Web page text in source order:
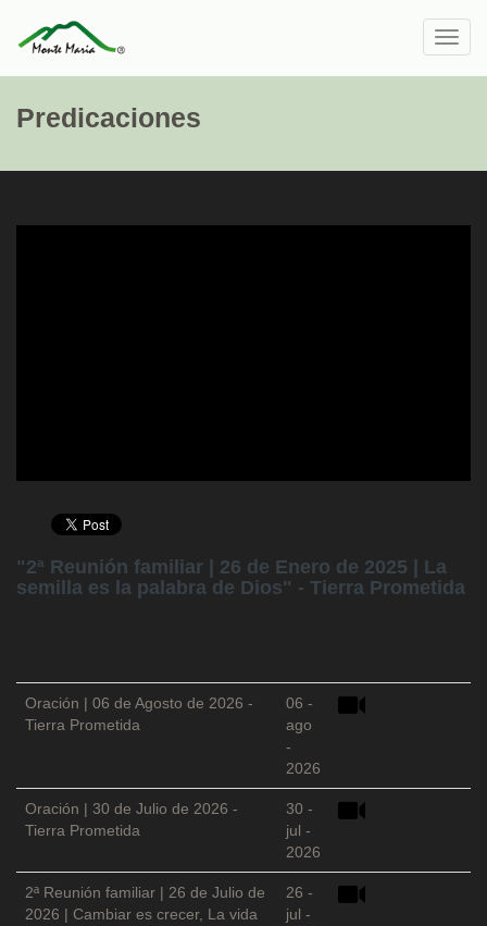
Predicaciones
"2ª Reunión familiar | 26 de Enero de 2025 | La
semilla es la palabra de Dios" - Tierra Prometida
Oración | 06 de Agosto de 2026 -
Tierra Prometida
06 -
ago
-
2026
Oración | 30 de Julio de 2026 -
Tierra Prometida
30 -
jul -
2026
2ª Reunión familiar | 26 de Julio de
2026 | Cambiar es crecer, La vida
26 -
jul -